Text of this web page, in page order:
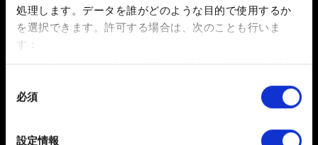
処理します。データを誰がどのような目的で使用するか
を選択できます。 許可する場合は、次のことも行いま
す：
数メートル以内の誤差の地理的な位置情報を収集
特定の特性（フィンガープリント）を積極的にス
詳細セクション
で個人データの処理方法と設定を行って
必須
設定情報
お困りですか